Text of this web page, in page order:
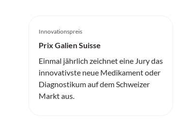
Innovationspreis
Prix Galien Suisse
Einmal jährlich zeichnet eine Jury das
innovativste neue Medikament oder
Diagnostikum auf dem Schweizer
Markt aus.